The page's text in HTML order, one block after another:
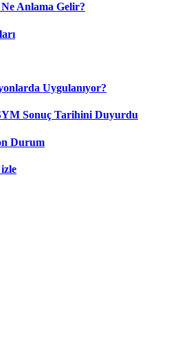
Anlama Gelir?
Uygulanıyor?
Sonuç Tarihini Duyurdu
Durum